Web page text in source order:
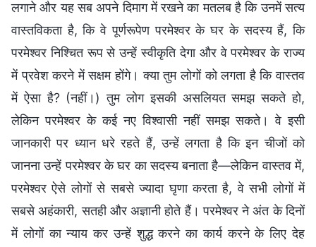
लगाने और यह सब अपने दिमाग में रखने का मतलब है कि उनमें सत्य
वास्तविकता है, कि वे पूर्णरूपेण परमेश्वर के घर के सदस्य हैं, कि
परमेश्वर निश्चित रूप से उन्हें स्वीकृति देगा और वे परमेश्वर के राज्य
में प्रवेश करने में सक्षम होंगे। क्या तुम लोगों को लगता है कि वास्तव
में ऐसा है? (नहीं।) तुम लोग इसकी असलियत समझ सकते हो,
लेकिन परमेश्वर के कई नए विश्वासी नहीं समझ सकते। वे इसी
जानकारी पर ध्यान धरे रहते हैं, उन्हें लगता है कि इन चीजों को
जानना उन्हें परमेश्वर के घर का सदस्य बनाता है—लेकिन वास्तव में,
परमेश्वर ऐसे लोगों से सबसे ज्यादा घृणा करता है, वे सभी लोगों में
सबसे अहंकारी, सतही और अज्ञानी होते हैं। परमेश्वर ने अंत के दिनों
में लोगों का न्याय कर उन्हें शुद्ध करने का कार्य करने के लिए देह